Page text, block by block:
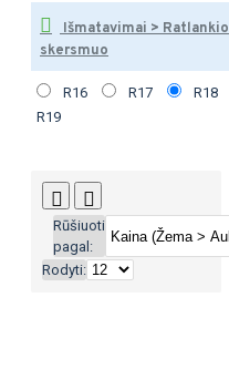
Išmatavimai > Ratlankio
skersmuo
R16 R17
R18
R19
Rūšiuoti
pagal:
Rodyti: